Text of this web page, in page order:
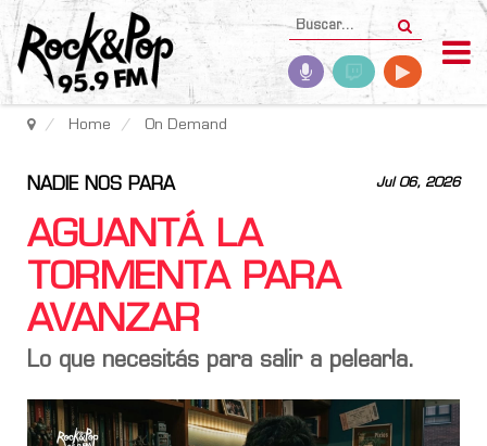
Home On Demand
Jul 06, 2026
NADIE NOS PARA
AGUANTÁ LA
TORMENTA PARA
AVANZAR
Lo que necesitás para salir a pelearla.